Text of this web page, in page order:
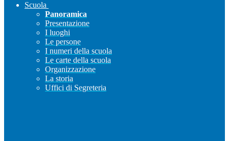
Scuola
Panoramica
Presentazione
I luoghi
Le persone
I numeri della scuola
Le carte della scuola
Organizzazione
La storia
Uffici di Segreteria